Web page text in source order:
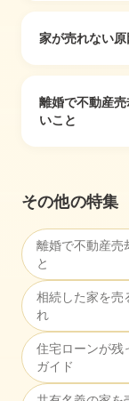
家が売れない
離婚で不動産
いこと
その他の特集
離婚で不動産売
と
相続した家を売
れ
住宅ローンが残
ガイド